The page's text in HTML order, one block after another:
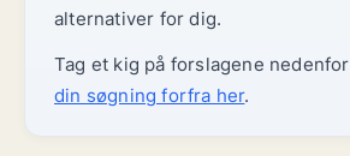
alternativer for dig.
Tag et kig på forslagene
din søgning forfra her.